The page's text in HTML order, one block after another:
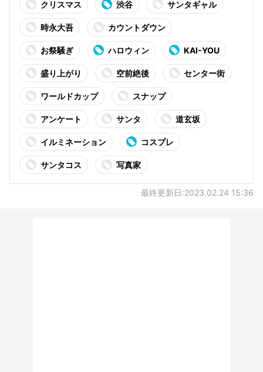
クリスマス 渋谷 サンタギャル
時永大吾 カウントダウン
お祭騒ぎ ハロウィン KAI-YOU
盛り上がり 空前絶後 センター街
ワールドカップ スナップ
アンケート サンタ 道玄坂
イルミネーション コスプレ
サンタコス 写真家
最終更新日:2023.02.24 15:36